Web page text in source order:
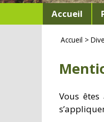
Accueil
Accueil >
Vous